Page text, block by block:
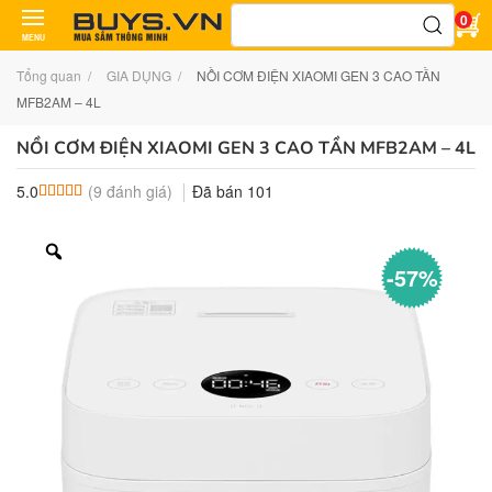
MENU
Tìm
0
Tổng quan GIA DỤNG
NỒI CƠM ĐIỆN XIAOMI GEN 3 CAO TẦN
MFB2AM – 4L
NỒI CƠM ĐIỆN XIAOMI GEN 3 CAO TẦN MFB2AM – 4L
5.0 5.0 trên 5 dựa trên
9 đánh giá
(9 đánh giá) Đã bán 101
-57%